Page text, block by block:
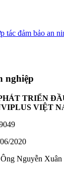
tác đảm bảo an
nghiệp
TRIỂN
VIỆT
2020
Ông Nguyễn Xuân